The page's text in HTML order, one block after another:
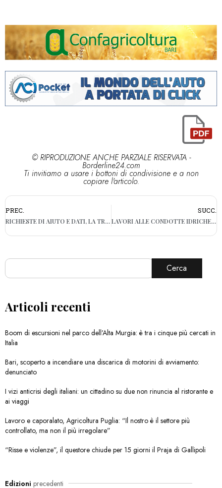
© RIPRODUZIONE ANCHE PARZIALE RISERVATA -
Borderline24.com
Ti invitiamo a usare i bottoni di condivisione e a non
copiare l'articolo.
PREC.
RICHIESTE DI AIUTO E DATI, LA TRUFFA PER RUBARE IL PROFILO WHATSAPP
SUCC.
LAVORI ALLE CONDOTTE IDRICHE, RUBINETTI A SECCO NEL BARESE
Cerca
Articoli recenti
Boom di escursioni nel parco dell’Alta Murgia: è tra i cinque più cercati in
Italia
Bari, scoperto a incendiare una discarica di motorini di avviamento:
denunciato
I vizi anticrisi degli italiani: un cittadino su due non rinuncia al ristorante e
ai viaggi
Lavoro e caporalato, Agricoltura Puglia: “Il nostro è il settore più
controllato, ma non il più irregolare”
“Risse e violenze”, il questore chiude per 15 giorni il Praja di Gallipoli
Edizioni precedenti